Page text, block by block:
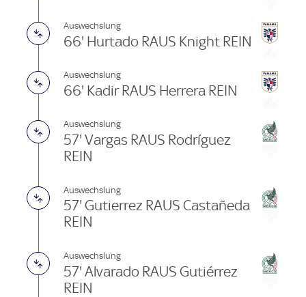
Auswechslung
66' Hurtado RAUS Knight REIN
Auswechslung
66' Kadir RAUS Herrera REIN
Auswechslung
57' Vargas RAUS Rodríguez
REIN
Auswechslung
57' Gutierrez RAUS Castañeda
REIN
Auswechslung
57' Alvarado RAUS Gutiérrez
REIN